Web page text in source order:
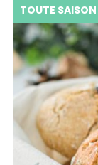
TOUTE SAISON